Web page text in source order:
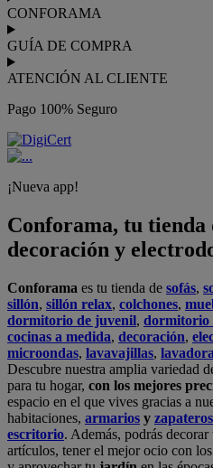
CONFORAMA
GUÍA DE COMPRA
ATENCIÓN AL CLIENTE
Pago 100% Seguro
¡Nueva app!
Conforama, tu tienda
decoración y
Conforama es tu tienda de sofás,
sillón, sillón relax, colchones,
dormitorio de juvenil, dormitorio
cocinas a medida, decoración,
microondas, lavavajillas,
Descubre nuestra amplia variedad
para tu hogar, con los mejores
espacio en el que vives gracias a
habitaciones, armarios y zapateros
escritorio. Además, podrás
artículos, tener el mejor ocio con